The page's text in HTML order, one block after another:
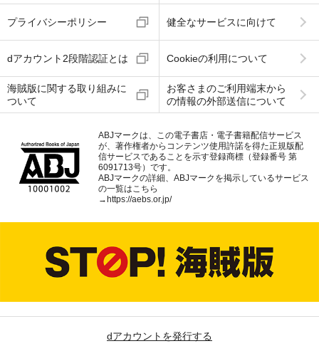
プライバシーポリシー 健全なサービスに向けて
dアカウント2段階認証とは Cookieの利用について
海賊版に関する取り組みに
ついて
お客さまのご利用端末から
の情報の外部送信について
ABJマークは、この電子書店・電子書籍配信サービス
が、著作権者からコンテンツ使用許諾を得た正規版配
信サービスであることを示す登録商標（登録番号 第
6091713号）です。
ABJマークの詳細、ABJマークを掲示しているサービス
の一覧はこちら
→https://aebs.or.jp/
dアカウントを発行する